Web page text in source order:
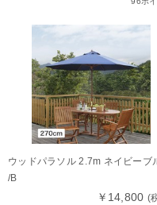
ウッドパラソル 2.7m ネイビーブ
/B
￥14,800 (